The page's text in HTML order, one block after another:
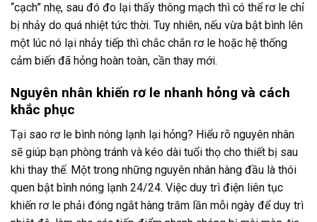
“cạch” nhẹ, sau đó đo lại thấy thông mạch thì có thể rơ le chỉ
bị nhảy do quá nhiệt tức thời. Tuy nhiên, nếu vừa bật bình lên
một lúc nó lại nhảy tiếp thì chắc chắn rơ le hoặc hệ thống
cảm biến đã hỏng hoàn toàn, cần thay mới.
Nguyên nhân khiến rơ le nhanh hỏng và cách
khắc phục
Tại sao rơ le bình nóng lạnh lại hỏng? Hiểu rõ nguyên nhân
sẽ giúp bạn phòng tránh và kéo dài tuổi thọ cho thiết bị sau
khi thay thế. Một trong những nguyên nhân hàng đầu là thói
quen bật bình nóng lạnh 24/24. Việc duy trì điện liên tục
khiến rơ le phải đóng ngắt hàng trăm lần mỗi ngày để duy trì